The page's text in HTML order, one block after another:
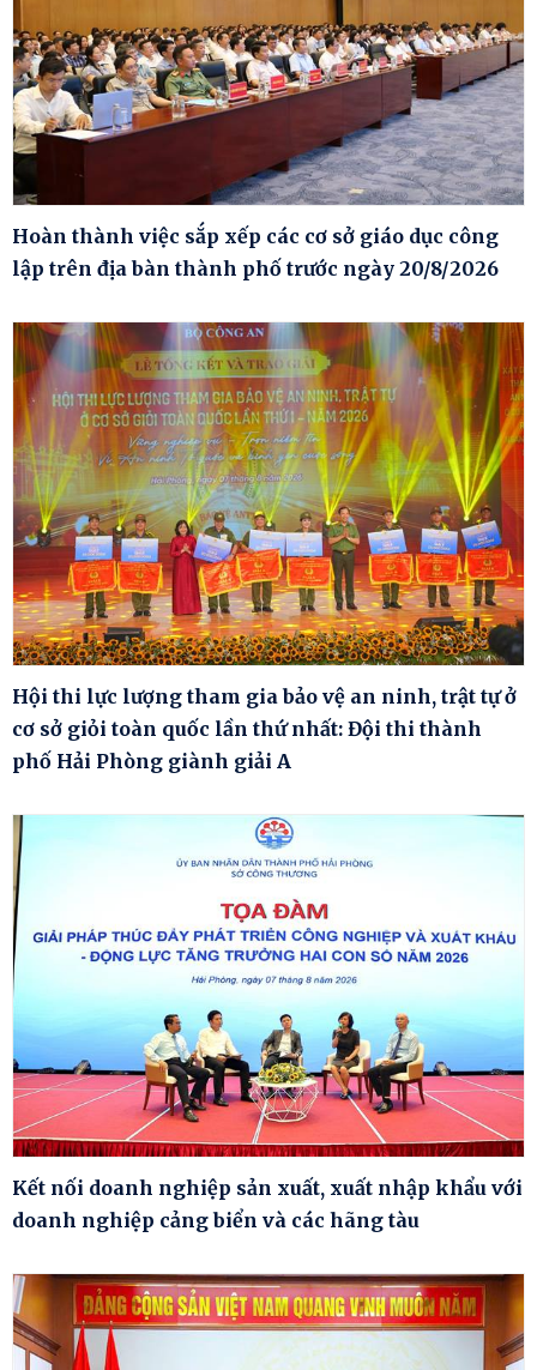
Hoàn thành việc sắp xếp các cơ sở giáo dục công
lập trên địa bàn thành phố trước ngày 20/8/2026
Hội thi lực lượng tham gia bảo vệ an ninh, trật tự ở
cơ sở giỏi toàn quốc lần thứ nhất: Đội thi thành
phố Hải Phòng giành giải A
Kết nối doanh nghiệp sản xuất, xuất nhập khẩu với
doanh nghiệp cảng biển và các hãng tàu